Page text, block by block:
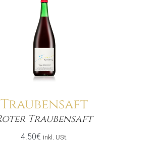
Traubensaft
Traubensaft
4.50€ inkl. USt.
Menge